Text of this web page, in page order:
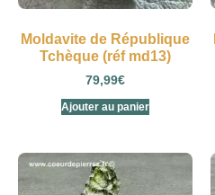
Moldavite de République
Tchèque (réf md13)
79,99€
Ajouter au panier